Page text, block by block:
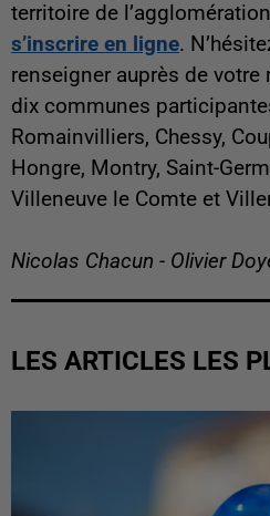
territoire de
s’inscrire en ligne.
renseigner auprès de votre
dix communes
Romainvilliers, Chessy,
Hongre, Montry, Saint-
Villeneuve le Comte et
Nicolas Chacun - Olivier
LES ARTICLES LES